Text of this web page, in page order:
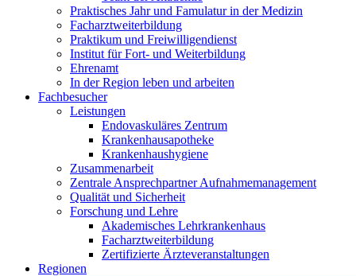
Praktisches Jahr und Famulatur in der Medizin
Facharztweiterbildung
Praktikum und Freiwilligendienst
Institut für Fort- und Weiterbildung
Ehrenamt
In der Region leben und arbeiten
Fachbesucher
Leistungen
Endovaskuläres Zentrum
Krankenhausapotheke
Krankenhaushygiene
Zusammenarbeit
Zentrale Ansprechpartner Aufnahmemanagement
Qualität und Sicherheit
Forschung und Lehre
Akademisches Lehrkrankenhaus
Facharztweiterbildung
Zertifizierte Ärzteveranstaltungen
Regionen